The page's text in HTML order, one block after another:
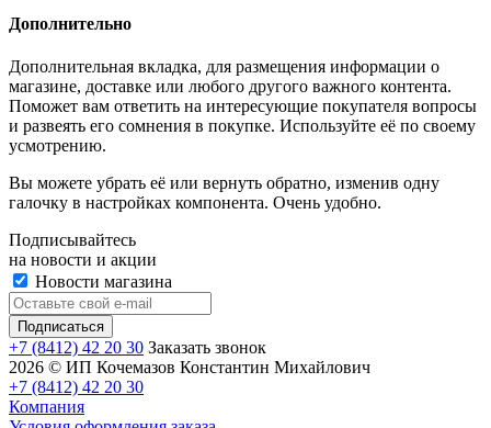
Дополнительно
Дополнительная вкладка, для размещения информации о
магазине, доставке или любого другого важного контента.
Поможет вам ответить на интересующие покупателя вопросы
и развеять его сомнения в покупке. Используйте её по своему
усмотрению.
Вы можете убрать её или вернуть обратно, изменив одну
галочку в настройках компонента. Очень удобно.
Подписывайтесь
на новости и акции
Новости магазина
+7 (8412) 42 20 30 Заказать звонок
2026 © ИП Кочемазов Константин Михайлович
+7 (8412) 42 20 30
Компания